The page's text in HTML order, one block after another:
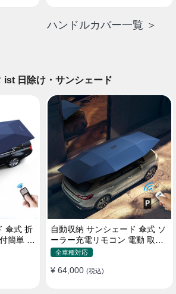
ハンドルカバー一覧 ＞
ist 日除け・サンシェード
傘式 折
単 汎
自動収納 サンシェード 傘式 ソ
ーラー充電リモコン 電動 取付
簡単 汎用
全車種対応
¥ 64,000 (税込)